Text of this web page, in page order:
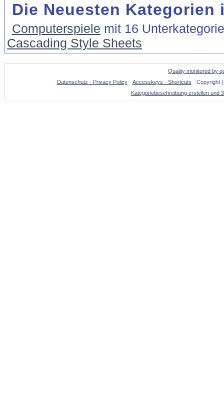
Die Neuesten Kategorien
Computerspiele mit 16
Cascading Style Sheets
Quality monitored by
Datenschutz - Privacy Policy
Accesskeys - Shortcuts
Copyright
Kategoriebeschreibung erstellen und